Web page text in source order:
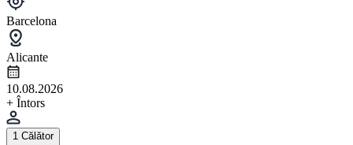
Barcelona
Alicante
10.08.2026
+ Întors
1 Călător